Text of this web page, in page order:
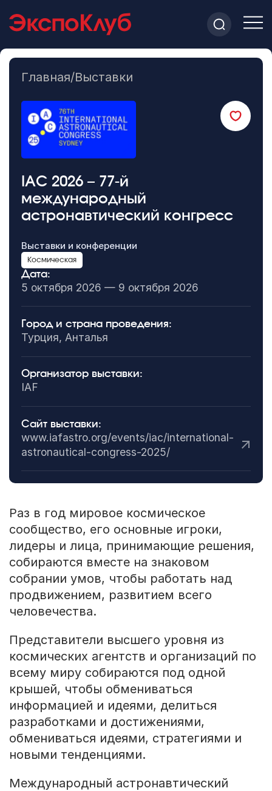
Главная/Выставки
IAC 2026 – 77-й
международный
астронавтический конгресс
Выставки и конференции
Космическая
Дата:
5 октября 2026 — 9 октября 2026
Город и страна проведения:
Турция, Анталья
Организатор выставки:
IAF
Сайт выставки:
www.iafastro.org/events/iac/international-
astronautical-congress-2025/
Раз в год мировое космическое
сообщество, его основные игроки,
лидеры и лица, принимающие решения,
собираются вместе на знаковом
собрании умов, чтобы работать над
продвижением, развитием всего
человечества.
Представители высшего уровня из
космических агентств и организаций по
всему миру собираются под одной
крышей, чтобы обмениваться
информацией и идеями, делиться
разработками и достижениями,
обмениваться идеями, стратегиями и
новыми тенденциями.
Международный астронавтический